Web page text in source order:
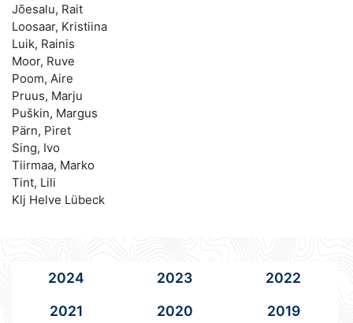
Jõesalu, Rait
Loosaar, Kristiina
Luik, Rainis
Moor, Ruve
Poom, Aire
Pruus, Marju
Puškin, Margus
Pärn, Piret
Sing, Ivo
Tiirmaa, Marko
Tint, Lili
Klj Helve Lübeck
2024 2023
2022
2021
2020
2019